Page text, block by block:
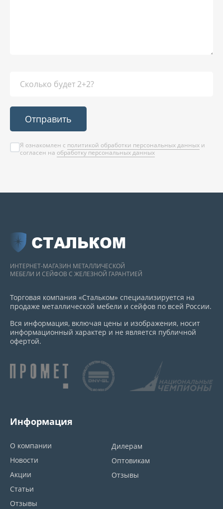
Отправить
Я ознакомлен с политикой обработки персональных данных и
согласен на обработку персональных данных
СТАЛЬКОМ
ИНТЕРНЕТ-МАГАЗИН МЕТАЛЛИЧЕСКОЙ
МЕБЕЛИ И СЕЙФОВ С ЖЕЛЕЗНОЙ ГАРАНТИЕЙ
Торговая компания «Стальком» специализируется на
продаже металлической мебели и сейфов по всей России.
Вся информация, включая цены и изображения, носит
информационный характер и не является публичной
офертой.
Информация
О компании
Новости
Акции
Статьи
Отзывы
Дилерам
Оптовикам
Отзывы